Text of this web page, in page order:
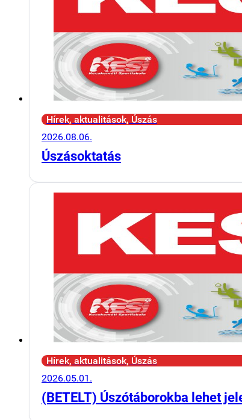
Hírek, aktualitások, Úszás
2026.08.06.
Úszásoktatás
Hírek, aktualitások, Úszás
2026.05.01.
(BETELT) Úszótáborokba lehet